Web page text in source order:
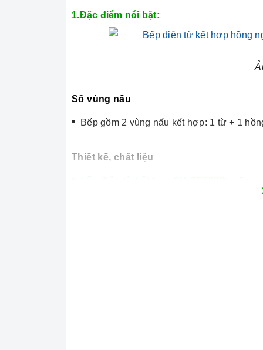
1.Đặc điểm nổi bật:
Số vùng nấu
Bếp gồm 2 vùng nấu kết hợp: 1 từ + 1
Thiết kế, chất liệu
kim nhôm cao cấp xung quanh giúp bảo